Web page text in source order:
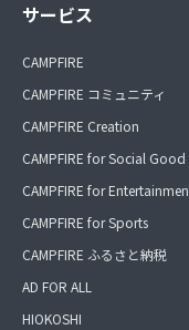
サービス
CAMPFIRE
CAMPFIRE コミュニティ
CAMPFIRE Creation
CAMPFIRE for Social Good
CAMPFIRE for
CAMPFIRE for Sports
CAMPFIRE ふるさと納税
AD FOR ALL
HIOKOSHI